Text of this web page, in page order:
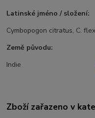
Latinské jméno / složení:
Cymbopogon citratus, C.
Země původu:
Indie
Zboží zařazeno v